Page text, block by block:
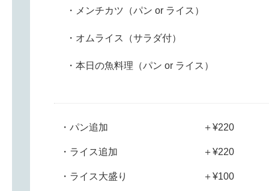
・メンチカツ（パン or ライス）
・オムライス（サラダ付）
・本日の魚料理（パン or ライス）
・パン追加
・ライス追加
・ライス大盛り
＋¥220
＋¥220
＋¥100